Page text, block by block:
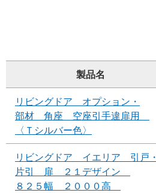
製品名
リビングドア オプション・
部材 角座 空座引手違扉用
〈Ｔシルバー色〉
リビングドア イエリア 引戸・
片引 扉 ２１デザイン
８２５幅 ２０００高